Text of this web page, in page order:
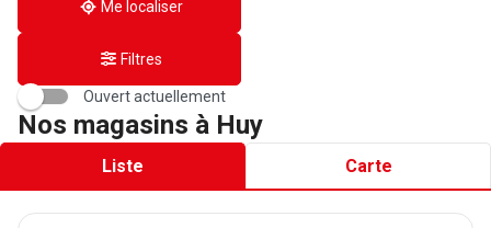
Me localiser
Filtres
Ouvert actuellement
Nos magasins à Huy
Liste Carte